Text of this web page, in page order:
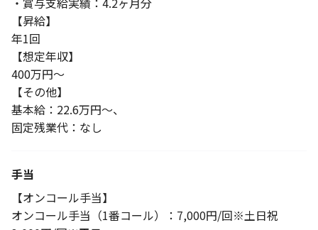
【昇給】
年1回
【想定年収】
400万円～
【その他】
基本給：22.6万円～、
固定残業代：なし
手当
【オンコール手当】
オンコール手当（1番コール）：7,000円/回※土日祝